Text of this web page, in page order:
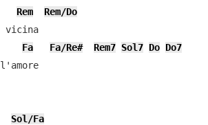
Rem
Rem/Do
vicina
Fa Fa/Re# Rem7 Sol7 Do Do7
Sol/Fa